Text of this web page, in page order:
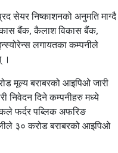
सेयर निष्काशनको अनुमति माग्दै
बैंक, कैलाश विकास बैंक,
लगायतका कम्पनीले
।
मूल्य बराबरको आइपिओ जारी
निवेदन दिने कम्पनीहरु मध्ये
फर्दर पब्लिक अफरिङ
३० करोड बराबरको आइपिओ